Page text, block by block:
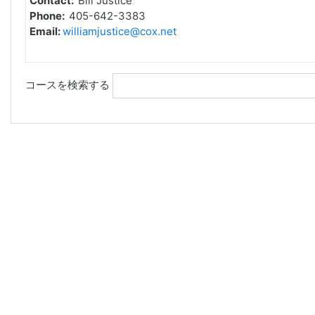
Phone: 405-642-3383
Email:williamjustice@cox.net
コースを検索する